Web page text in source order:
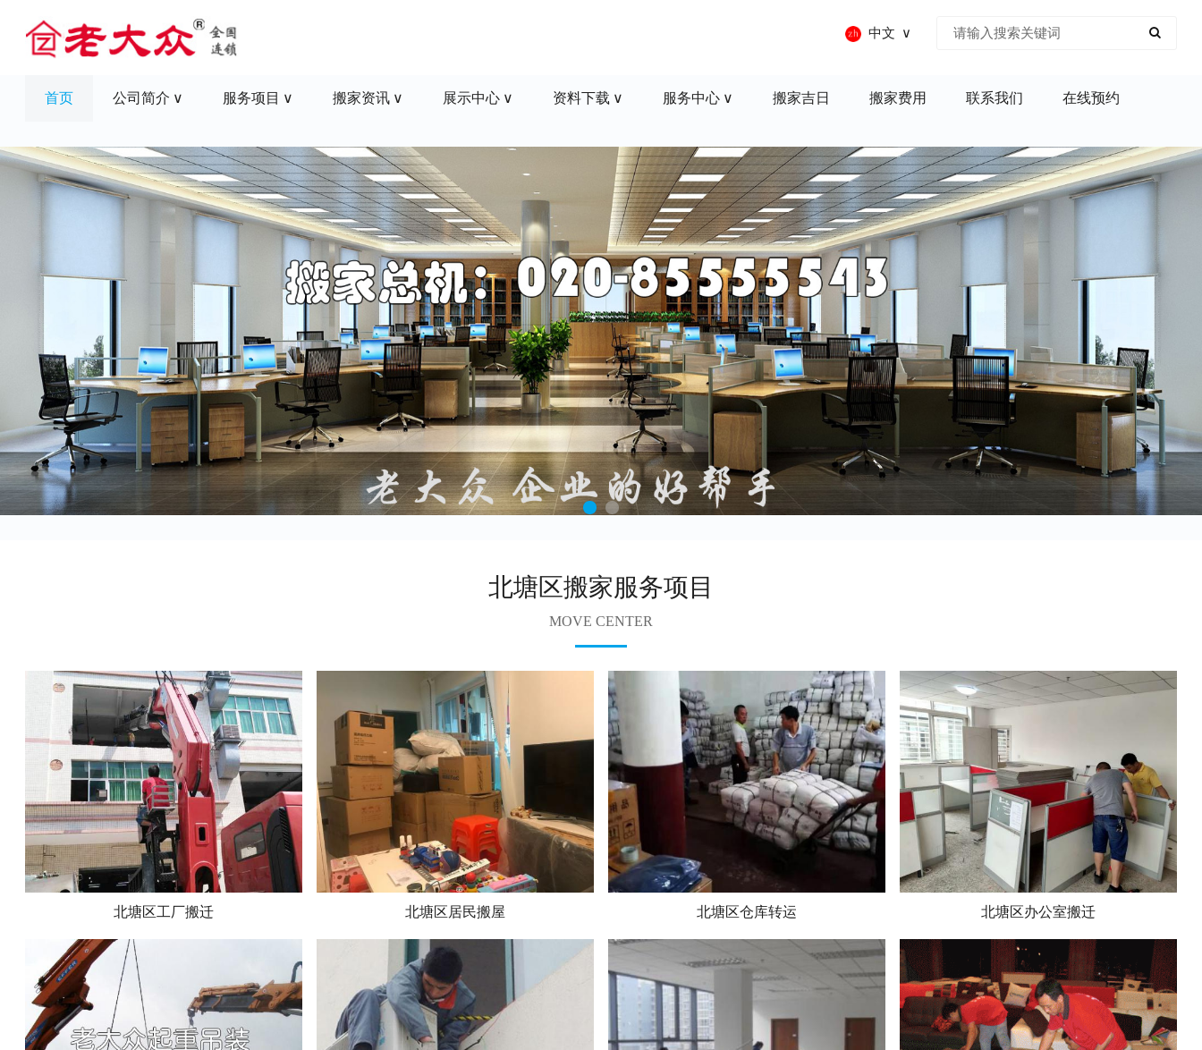
中文
首页 公司简介 服务项目 搬家资讯 展示中心 资料下载 服务中心 搬家吉日 搬家费用 联系我们 在线预约
北塘区搬家服务项目
MOVE CENTER
北塘区工厂搬迁 北塘区居民搬屋 北塘区仓库转运 北塘区办公室搬迁